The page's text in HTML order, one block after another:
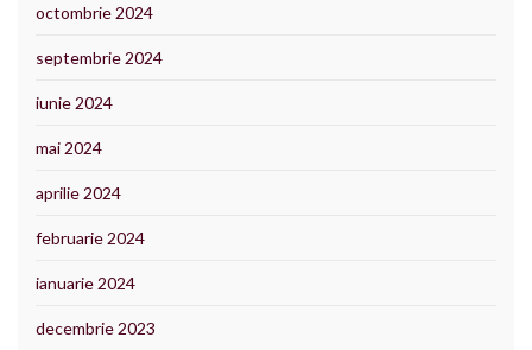
octombrie 2024
septembrie 2024
iunie 2024
mai 2024
aprilie 2024
februarie 2024
ianuarie 2024
decembrie 2023